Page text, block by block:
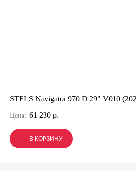
STELS Navigator 970 D 29" V010
Цена: 61 230 р.
В КОРЗИНУ
В КОРЗИНУ
В КОРЗИНУ